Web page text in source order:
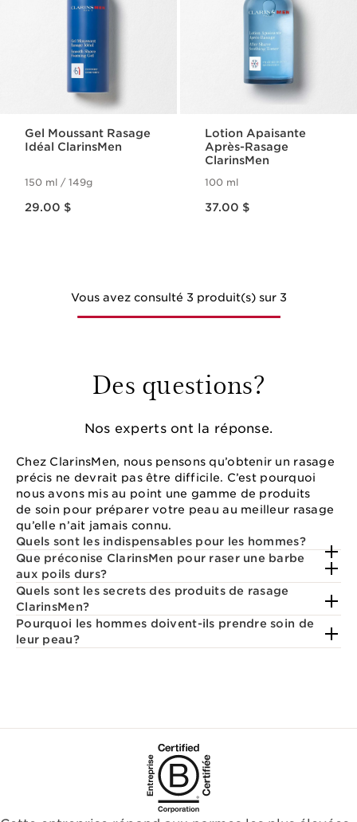
Gel Moussant Rasage
Idéal ClarinsMen
150 ml / 149g
29.00 $
Lotion Apaisante
Après-Rasage
ClarinsMen
100 ml
37.00 $
Vous avez consulté 3 produit(s) sur 3
Des questions?
Nos experts ont la réponse.
Chez ClarinsMen, nous pensons qu’obtenir un rasage
précis ne devrait pas être difficile. C’est pourquoi
nous avons mis au point une gamme de produits
de soin pour préparer votre peau au meilleur rasage
qu’elle n’ait jamais connu.
Quels sont les indispensables pour les hommes?
Que préconise ClarinsMen pour raser une barbe
aux poils durs?
Quels sont les secrets des produits de rasage
ClarinsMen?
Pourquoi les hommes doivent-ils prendre soin de
leur peau?